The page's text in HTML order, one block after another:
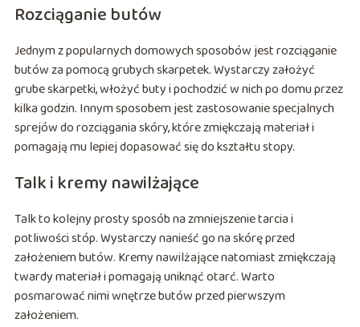
Rozciąganie butów
Jednym z popularnych domowych sposobów jest rozciąganie
butów za pomocą grubych skarpetek. Wystarczy założyć
grube skarpetki, włożyć buty i pochodzić w nich po domu przez
kilka godzin. Innym sposobem jest zastosowanie specjalnych
sprejów do rozciągania skóry, które zmiękczają materiał i
pomagają mu lepiej dopasować się do kształtu stopy.
Talk i kremy nawilżające
Talk to kolejny prosty sposób na zmniejszenie tarcia i
potliwości stóp. Wystarczy nanieść go na skórę przed
założeniem butów. Kremy nawilżające natomiast zmiękczają
twardy materiał i pomagają uniknąć otarć. Warto
posmarować nimi wnętrze butów przed pierwszym
założeniem.